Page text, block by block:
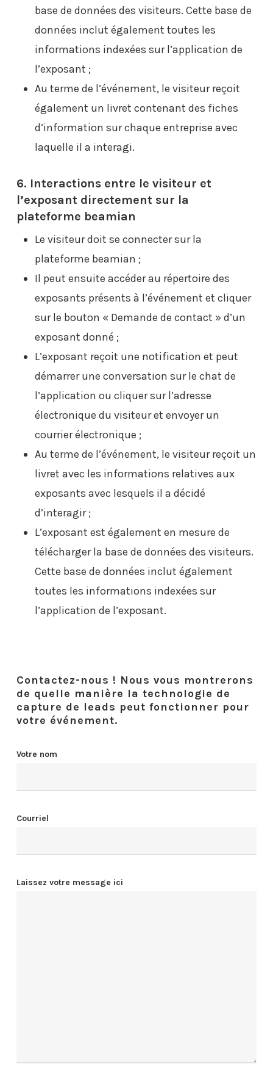
base de données des visiteurs. Cette base de
données inclut également toutes les
informations indexées sur l’application de
l’exposant ;
Au terme de l’événement, le visiteur reçoit
également un livret contenant des fiches
d’information sur chaque entreprise avec
laquelle il a interagi.
6. Interactions entre le visiteur et
l’exposant directement sur la
plateforme beamian
Le visiteur doit se connecter sur la
plateforme beamian ;
Il peut ensuite accéder au répertoire des
exposants présents à l’événement et cliquer
sur le bouton « Demande de contact » d’un
exposant donné ;
L’exposant reçoit une notification et peut
démarrer une conversation sur le chat de
l’application ou cliquer sur l’adresse
électronique du visiteur et envoyer un
courrier électronique ;
Au terme de l’événement, le visiteur reçoit un
livret avec les informations relatives aux
exposants avec lesquels il a décidé
d’interagir ;
L’exposant est également en mesure de
télécharger la base de données des visiteurs.
Cette base de données inclut également
toutes les informations indexées sur
l’application de l’exposant.
Contactez-nous ! Nous vous montrerons
de quelle manière la technologie de
capture de leads peut fonctionner pour
votre événement.
Votre nom
Courriel
Laissez votre message ici